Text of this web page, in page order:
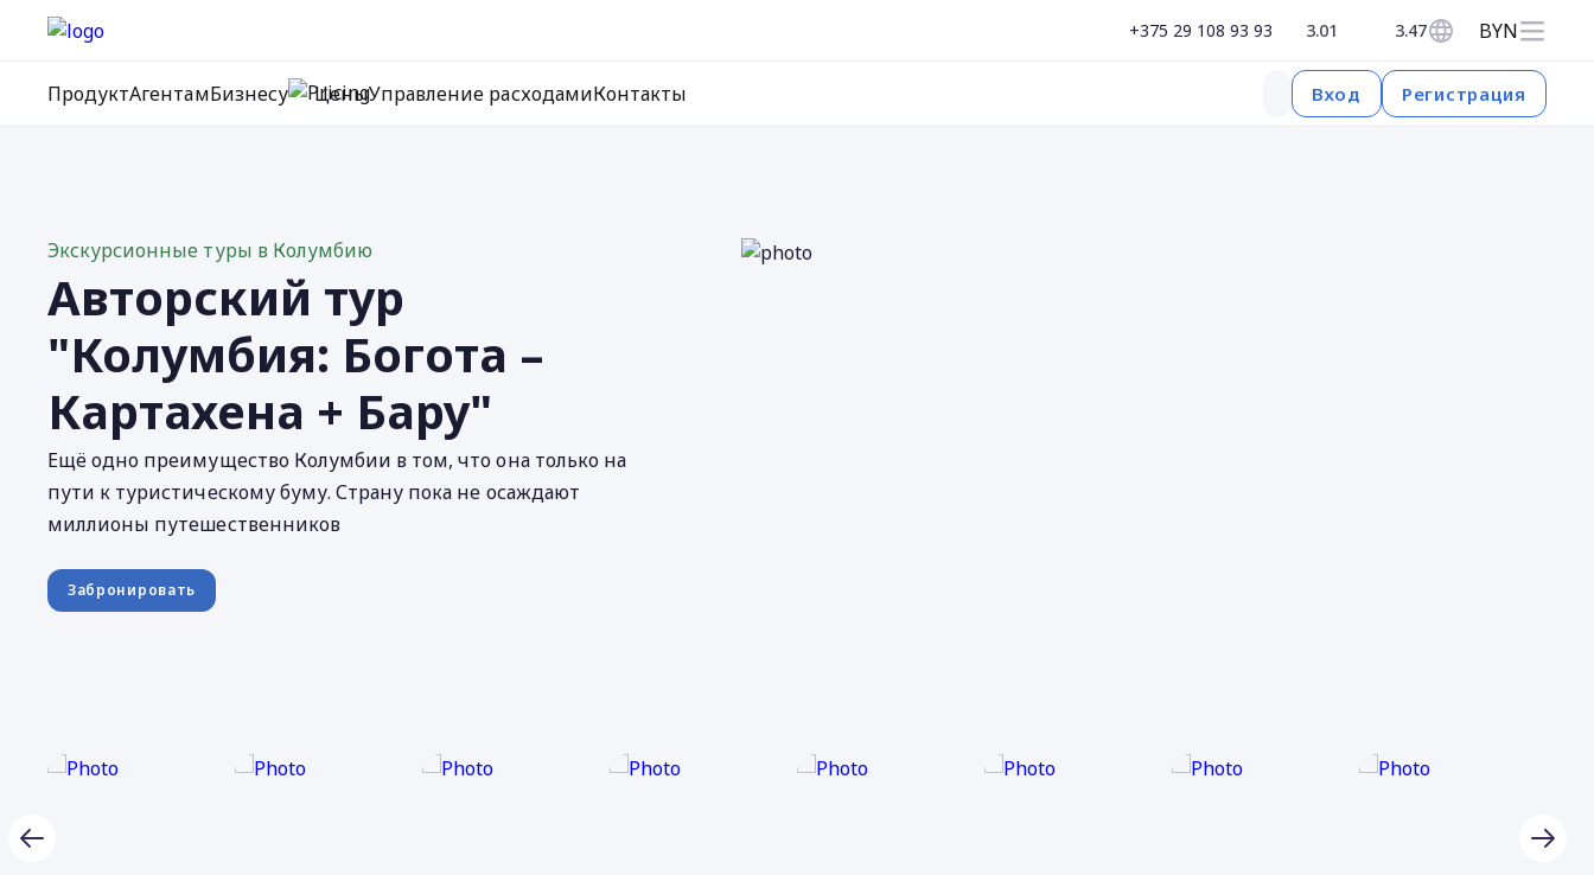
+375 29 108 93 93 3.01 3.47 BYN
ПродуктАгентамБизнесу ЦеныУправление расходамиКонтакты Вход Регистрация
Экскурсионные туры в Колумбию
Авторский тур
"Колумбия: Богота –
Картахена + Бару"
Ещё одно преимущество Колумбии в том, что она только на
пути к туристическому буму. Страну пока не осаждают
миллионы путешественников
Забронировать